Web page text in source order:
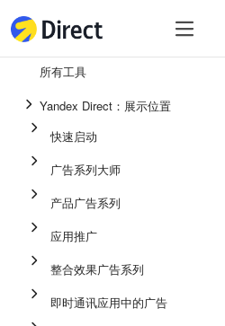
所有工具
Yandex Direct：展示位置
快速启动
广告系列大师
产品广告系列
应用推广
整合效果广告系列
即时通讯应用中的广告